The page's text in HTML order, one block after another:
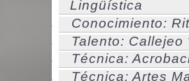
Lingüística
Conocimiento:
Talento: Callejeo
Técnica:
Técnica: Artes